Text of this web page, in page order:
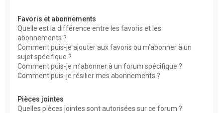
Favoris et abonnements
Quelle est la différence entre les favoris et les
abonnements ?
Comment puis-je ajouter aux favoris ou m’abonner à un
sujet spécifique ?
Comment puis-je m’abonner à un forum spécifique ?
Comment puis-je résilier mes abonnements ?
Pièces jointes
Quelles pièces jointes sont autorisées sur ce forum ?